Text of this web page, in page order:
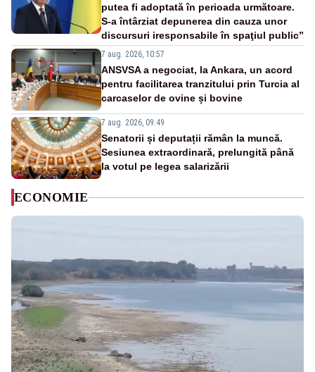
putea fi adoptată în perioada următoare.
S-a întârziat depunerea din cauza unor
discursuri iresponsabile în spaţiul public”
7 aug. 2026, 10:57
ANSVSA a negociat, la Ankara, un acord
pentru facilitarea tranzitului prin Turcia al
carcaselor de ovine și bovine
7 aug. 2026, 09:49
Senatorii și deputații rămân la muncă.
Sesiunea extraordinară, prelungită până
la votul pe legea salarizării
ECONOMIE